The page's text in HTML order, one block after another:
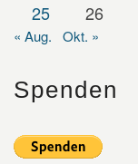
25
26
« Aug. Okt. »
Spenden